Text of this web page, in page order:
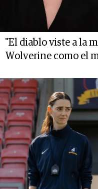
"El diablo viste a la
Wolverine como el